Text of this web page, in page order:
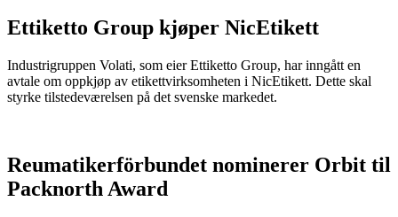
Ettiketto Group kjøper NicEtikett
Industrigruppen Volati, som eier Ettiketto Group, har inngått en
avtale om oppkjøp av etikettvirksomheten i NicEtikett. Dette skal
styrke tilstedeværelsen på det svenske markedet.
Reumatikerförbundet nominerer Orbit til
Packnorth Award